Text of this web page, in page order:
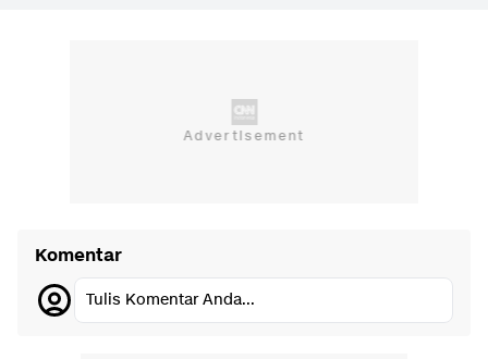
Komentar
Tulis Komentar Anda...